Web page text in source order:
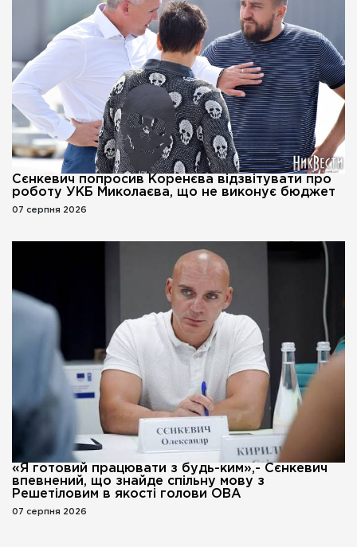
Сєнкевич попросив Коренєва відзвітувати про
роботу УКБ Миколаєва, що не виконує бюджет
07 серпня 2026
«Я готовий працювати з будь-ким»,- Сєнкевич
впевнений, що знайде спільну мову з
Решетіловим в якості голови ОВА
07 серпня 2026